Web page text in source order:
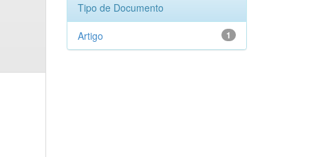
Tipo de Documento
1
Artigo